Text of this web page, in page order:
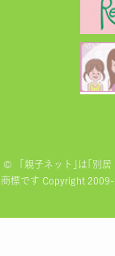
© 「親子ネット｣は｢別
商標です Copyright